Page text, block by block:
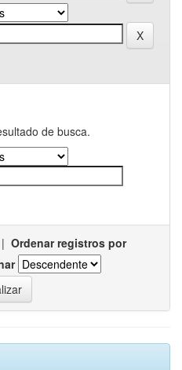
de busca.
| Ordenar registros por